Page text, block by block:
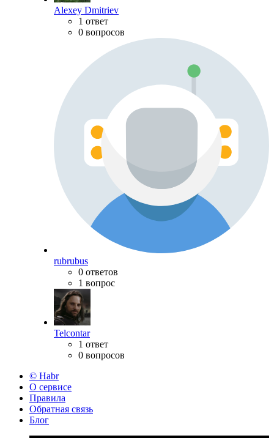
Alexey Dmitriev
1 ответ
0 вопросов
rubrubus
0 ответов
1 вопрос
Telcontar
1 ответ
0 вопросов
© Habr
О сервисе
Правила
Обратная связь
Блог